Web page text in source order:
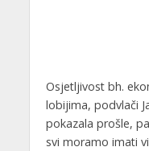
Osjetljivost bh.
lobijima, podvlači
pokazala prošle,
svi moramo imati